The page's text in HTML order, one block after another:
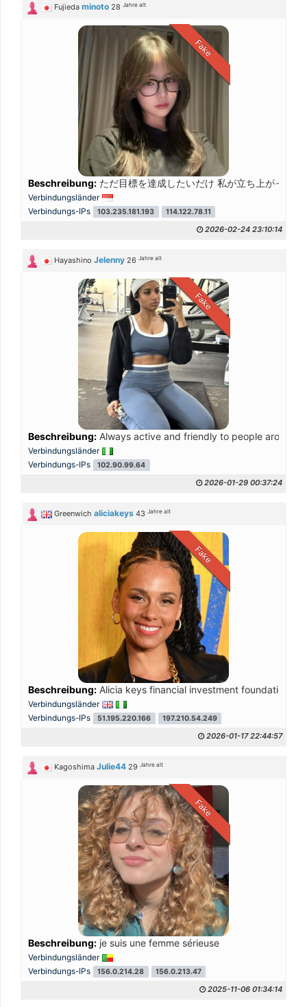
Fujieda minoto 28Jahre alt
Fake
Beschreibung: ただ目標を達成したいだけ 私が立ち上がった日
Verbindungsländer
Verbindungs-IPs
103.235.181.193 114.122.78.11
2026-02-24 23:10:14
Hayashino Jelenny 26Jahre alt
Fake
Beschreibung: Always active and friendly to people around
Verbindungsländer
Verbindungs-IPs
102.90.99.64
2026-01-29 00:37:24
Greenwich aliciakeys 43Jahre alt
Fake
Beschreibung: Alicia keys financial investment foundation
Verbindungsländer
Verbindungs-IPs
51.195.220.166 197.210.54.249
2026-01-17 22:44:57
Kagoshima Julie44 29Jahre alt
Fake
Beschreibung: je suis une femme sérieuse
Verbindungsländer
Verbindungs-IPs
156.0.214.28 156.0.213.47
2025-11-06 01:34:14